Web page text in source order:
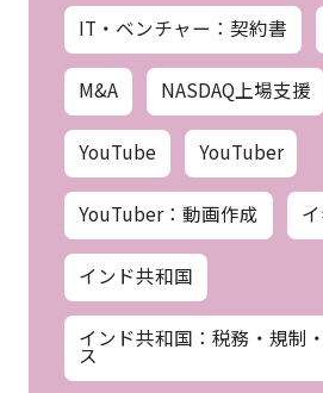
IT・ベンチャー：契約書
M&A NASDAQ上場支援
YouTube YouTuber
YouTuber：動画作成
インド共和国
インド共和国：税務・規制
ス